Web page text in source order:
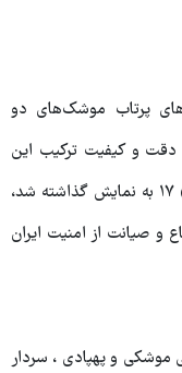
سکوهای پرتاب موشک‌های دو
دقت و کیفیت ترکیب این
سامانه‌ها که اخیراً در رزمایش پیامبر اعظم (ص) ۱۷ به نمایش گذاشته شد،
و صیانت از امنیت ایران
موشکی و پهپادی ، سردار